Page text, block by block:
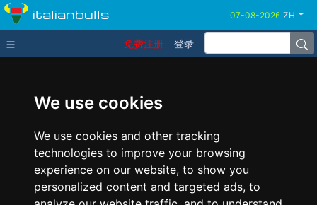
We use cookies
We use cookies and other tracking
technologies to improve your browsing
experience on our website, to show you
personalized content and targeted ads, to
italianbulls ZH
免费注册 登录